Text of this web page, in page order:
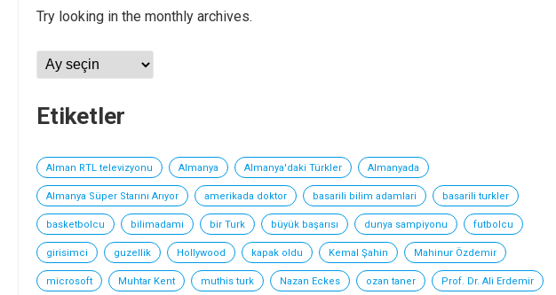
Try looking in the monthly archives.
Arşivler
Etiketler
Alman RTL televizyonu Almanya Almanya'daki Türkler Almanyada
Almanya Süper Starını Arıyor amerikada doktor basarili bilim adamlari basarili turkler
basketbolcu bilimadami bir Turk büyük başarısı dunya sampiyonu futbolcu
girisimci guzellik Hollywood kapak oldu Kemal Şahin Mahinur Özdemir
microsoft Muhtar Kent muthis turk Nazan Eckes ozan taner Prof. Dr. Ali Erdemir